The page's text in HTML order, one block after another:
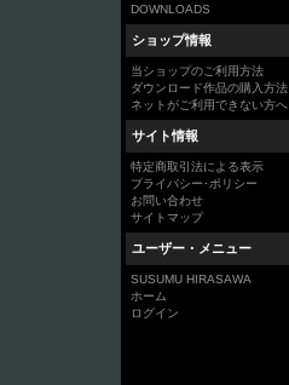
DOWNLOADS
ショップ情報
当ショップのご利用方法
ダウンロード作品の購入方法
ネットがご利用できない方へ
サイト情報
特定商取引法による表示
プライバシー･ポリシー
お問い合わせ
サイトマップ
ユーザー・メニュー
SUSUMU HIRASAWA
ホーム
ログイン